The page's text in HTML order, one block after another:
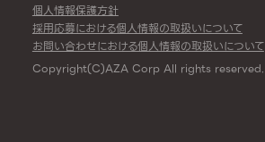
個人情報保護方針
採用応募における個人情報の取扱いについて
お問い合わせにおける個人情報の取扱いについて
Copyright(C)AZA Corp All rights reserved.